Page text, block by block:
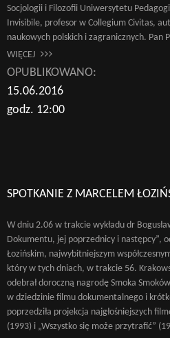
Socjologii i Filozofii Uniwersytetu
Invisibile, profesor w Collegium Civitas,
naukowych polskich i zagranicznych. Pan
WIĘCEJ
OPUBLIKOWANO:
15.06.2016
godz. 12:00
SPOTKANIE Z MARCELEM
W dniu 2.06 w trakcie wykładu dr
Dokumentu, jej poprzednicy i następcy”,
Łozińskim, najwybitniejszym
który w tych dniach, w trakcie 56.
odebrał doroczną nagrodę Smoka
w dziedzinie filmu dokumentalnego i
poprzedziła projekcja najgłośniejszych
(1993) i „Wszystko się może przytrafić”